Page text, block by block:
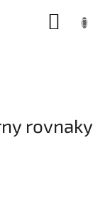
rovnaky